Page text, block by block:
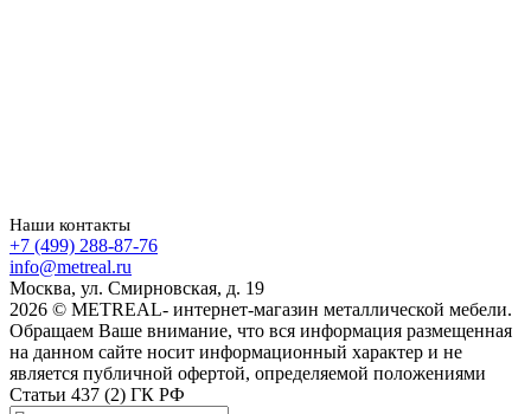
Наши контакты
+7 (499) 288-87-76
info@metreal.ru
Москва, ул. Смирновская, д. 19
2026 © METREAL- интернет-магазин металлической мебели.
Обращаем Ваше внимание, что вся информация размещенная
на данном сайте носит информационный характер и не
является публичной офертой, определяемой положениями
Статьи 437 (2) ГК РФ